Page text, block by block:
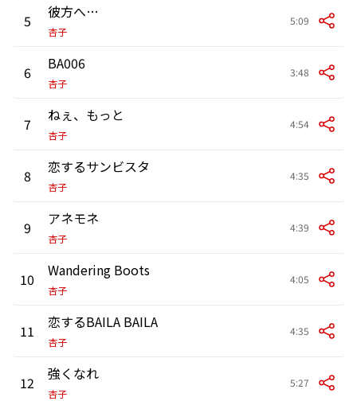
5 彼方へ…
杏子
5:09
6 BA006
杏子
3:48
7 ねぇ、もっと
杏子
4:54
8 恋するサンビスタ
杏子
4:35
9 アネモネ
杏子
4:39
10 Wandering Boots
杏子
4:05
11 恋するBAILA BAILA
杏子
4:35
12 強くなれ
杏子
5:27